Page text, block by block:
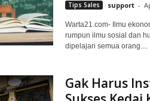
Tips Sales support -
Warta21.com- Ilmu
rumpun ilmu sosial dan
dipelajari semua orang....
Gak Harus